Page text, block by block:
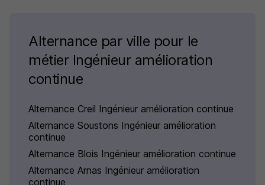
Alternance par ville pour le
métier Ingénieur amélioration
continue
Alternance Creil Ingénieur amélioration continue
Alternance Soustons Ingénieur amélioration
continue
Alternance Blois Ingénieur amélioration continue
Alternance Arnas Ingénieur amélioration
continue